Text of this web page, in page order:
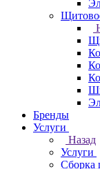
Бренды
Услуги
Назад
Услуги
Сборка